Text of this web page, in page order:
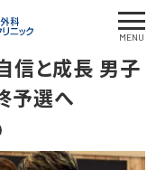
MENU
信と成長 男子
予選へ